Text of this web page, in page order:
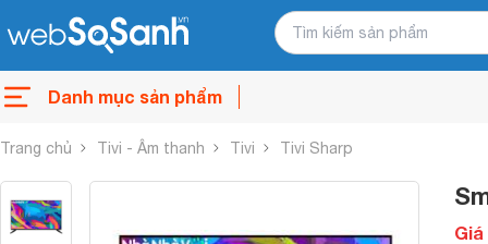
Danh mục sản phẩm
Trang chủ Tivi - Âm thanh Tivi Tivi Sharp
Giá